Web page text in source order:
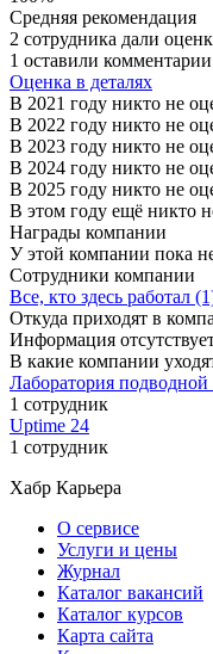
Средняя рекомендация
2 сотрудника дали
1 оставили комментарии
Оценка в деталях
В 2021 году никто не
В 2022 году никто не
В 2023 году никто не
В 2024 году никто не
В 2025 году никто не
В этом году ещё никто
Награды компании
У этой компании пока
Сотрудники компании
Все, кто здесь работал
Откуда приходят в
Информация
В какие компании
Лаборатория подводной
1 сотрудник
Uptime 24
1 сотрудник
Хабр Карьера
О сервисе
Услуги и цены
Журнал
Каталог вакансий
Каталог курсов
Карта сайта